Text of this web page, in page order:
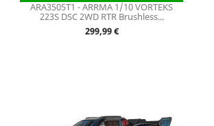
ARA3505T1 - ARRMA 1/10 VORTEKS
223S DSC 2WD RTR Brushless...
Prix
299,99 €